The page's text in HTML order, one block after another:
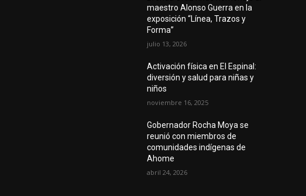
maestro Alonso Guerra en la
exposición “Línea, Trazos y
Forma”
julio 13, 2026
Activación física en El Espinal:
diversión y salud para niñas y
niños
noviembre 16, 2025
Gobernador Rocha Moya se
reunió con miembros de
comunidades indígenas de
Ahome
abril 24, 2026